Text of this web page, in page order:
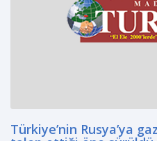
Türkiye’nin Rusya’ya